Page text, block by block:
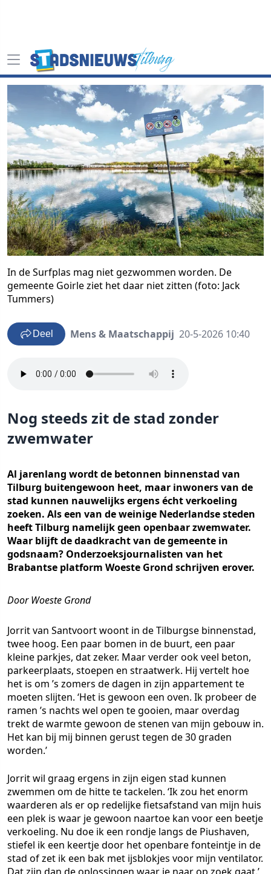
In de Surfplas mag niet gezwommen worden. De
gemeente Goirle ziet het daar niet zitten (foto: Jack
Tummers)
Deel Mens & Maatschappij 20-5-2026 10:40
Nog steeds zit de stad zonder
zwemwater
Al jarenlang wordt de betonnen binnenstad van
Tilburg buitengewoon heet, maar inwoners van de
stad kunnen nauwelijks ergens écht verkoeling
zoeken. Als een van de weinige Nederlandse steden
heeft Tilburg namelijk geen openbaar zwemwater.
Waar blijft de daadkracht van de gemeente in
godsnaam? Onderzoeksjournalisten van het
Brabantse platform Woeste Grond schrijven erover.
Door Woeste Grond
Jorrit van Santvoort woont in de Tilburgse binnenstad,
twee hoog. Een paar bomen in de buurt, een paar
kleine parkjes, dat zeker. Maar verder ook veel beton,
parkeerplaats, stoepen en straatwerk. Hij vertelt hoe
het is om ’s zomers de dagen in zijn appartement te
moeten slijten. ‘Het is gewoon een oven. Ik probeer de
ramen ’s nachts wel open te gooien, maar overdag
trekt de warmte gewoon de stenen van mijn gebouw in.
Het kan bij mij binnen gerust tegen de 30 graden
worden.’
Jorrit wil graag ergens in zijn eigen stad kunnen
zwemmen om de hitte te tackelen. ‘Ik zou het enorm
waarderen als er op redelijke fietsafstand van mijn huis
een plek is waar je gewoon naartoe kan voor een beetje
verkoeling. Nu doe ik een rondje langs de Piushaven,
stiefel ik een keertje door het openbare fonteintje in de
stad of zet ik een bak met ijsblokjes voor mijn ventilator.